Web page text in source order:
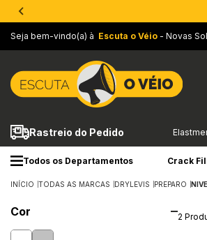
Seja bem-vindo(a) à Escuta o Véio - Novas
Rastreio do Pedido
Todos os Departamentos Crack
INÍCIO TODAS AS MARCAS DRYLEVIS PREPARO
Cor 2